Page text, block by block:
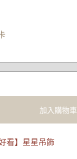
加入購物車
看】星星吊飾